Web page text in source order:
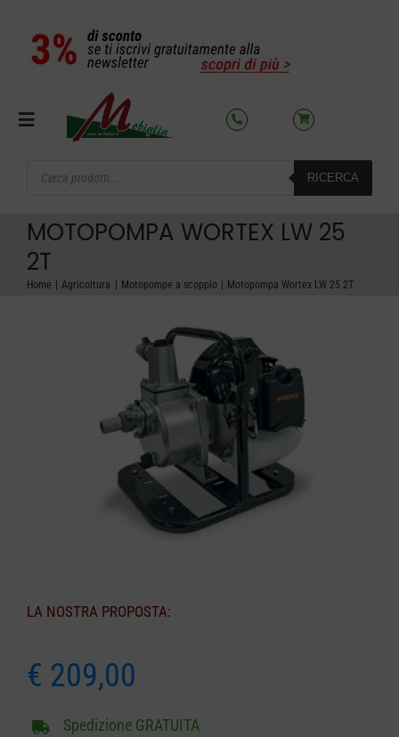
contenuto
Toggle
OFFERTE DEL MESE
search
RICERCA
MOTOPOMPA WORTEX LW 25
2T
Home Agricoltura Motopompe a scoppio Motopompa Wortex LW 25 2T
LA NOSTRA PROPOSTA:
€ 209,00
Spedizione GRATUITA